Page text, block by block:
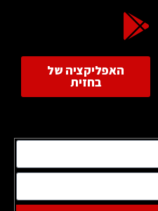
האפליקציה של
בחזית